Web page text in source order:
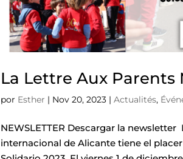
La Lettre Aux Parents
por Esther | Nov 20, 2023 |Actualités,
NEWSLETTER Descargar la
internacional de Alicante tiene el